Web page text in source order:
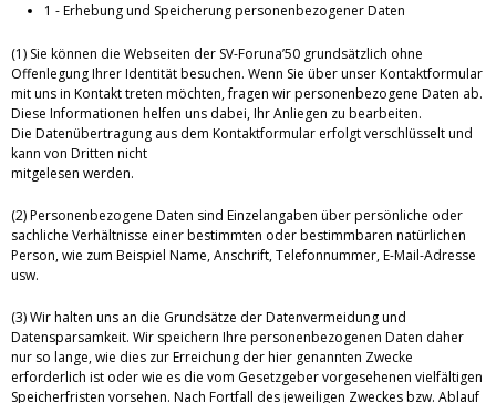
1 - Erhebung und Speicherung personenbezogener Daten
(1) Sie können die Webseiten der SV-Foruna’50 grundsätzlich ohne
Offenlegung Ihrer Identität besuchen. Wenn Sie über unser Kontaktformular
mit uns in Kontakt treten möchten, fragen wir personenbezogene Daten ab.
Diese Informationen helfen uns dabei, Ihr Anliegen zu bearbeiten.
Die Datenübertragung aus dem Kontaktformular erfolgt verschlüsselt und
kann von Dritten nicht
mitgelesen werden.
(2) Personenbezogene Daten sind Einzelangaben über persönliche oder
sachliche Verhältnisse einer bestimmten oder bestimmbaren natürlichen
Person, wie zum Beispiel Name, Anschrift, Telefonnummer, E-Mail-Adresse
usw.
(3) Wir halten uns an die Grundsätze der Datenvermeidung und
Datensparsamkeit. Wir speichern Ihre personenbezogenen Daten daher
nur so lange, wie dies zur Erreichung der hier genannten Zwecke
erforderlich ist oder wie es die vom Gesetzgeber vorgesehenen vielfältigen
Speicherfristen vorsehen. Nach Fortfall des jeweiligen Zweckes bzw. Ablauf